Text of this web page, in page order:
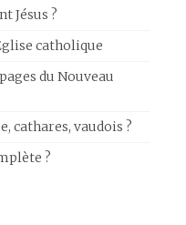
Jésus ?
catholique
du Nouveau
cathares, vaudois ?
?